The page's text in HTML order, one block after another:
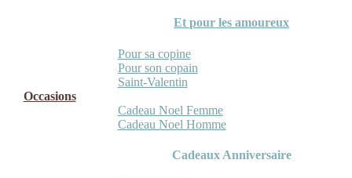
Et pour les amoureux
Pour sa copine
Pour son copain
Saint-Valentin
Occasions
Cadeau Noel Femme
Cadeau Noel Homme
Cadeaux Anniversaire